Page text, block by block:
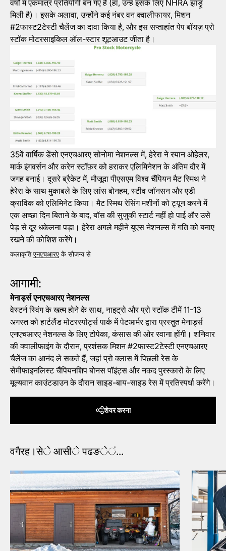
वर्षों में एकमात्र प्रतियोगी बन गए हैं (हां, उन्हें इसके लिए NHRA झाड़ू
मिली है)। इसके अलावा, उन्होंने कई नंबर वन क्वालीफायर, मिशन
#2फास्ट2टेस्टी चैलेंज का दावा किया है, और इस सप्ताहांत पेप बॉयज़ प्रो
स्टॉक मोटरसाइकिल ऑल-स्टार शूटआउट जीता है।
35वें वार्षिक डेंसो एनएचआरए सोनोमा नेशनल्स में, हेरेरा ने रयान ओहेलर,
मार्क इंगवर्सन और करेन स्टॉफ़र को हराकर एलिमिनेशन के अंतिम दौर में
जगह बनाई। दूसरे ब्रैकेट में, मौजूदा पीएसएम विश्व चैंपियन मैट स्मिथ ने
हेरेरा के साथ मुकाबले के लिए लांस बोनहम, स्टीव जॉनसन और एडी
क्राविक को एलिमिनेट किया। मैट स्मिथ रेसिंग मशीनों को ट्यून करने में
एक अच्छा दिन बिताने के बाद, बॉस की सुजुकी स्टार्ट नहीं हो पाई और उसे
पेड़ से दूर धकेलना पड़ा। हेरेरा अगले महीने यूएस नेशनल्स में गति को बनाए
रखने की कोशिश करेंगे।
कलाकृति एनएचआरएके सौजन्य से
आगामी:
मेनार्ड्स एनएचआरए नेशनल्स
वेस्टर्न स्विंग के खत्म होने के साथ, नाइट्रो और प्रो स्टॉक टीमें 11-13
अगस्त को हार्टलैंड मोटरस्पोर्ट्स पार्क में पेटआर्मर द्वारा प्रस्तुत मेनार्ड्स
एनएचआरए नेशनल्स के लिए टोपेका, कंसास की ओर रवाना होंगी। शनिवार
की क्वालीफाइंग के दौरान, प्रशंसक मिशन #2फास्ट2टेस्टी एनएचआरए
चैलेंज का आनंद ले सकते हैं, जहां प्रो क्लास में पिछली रेस के
सेमीफाइनलिस्ट चैंपियनशिप बोनस पॉइंट्स और नकद पुरस्कारों के लिए
मूल्यवान काउंटडाउन के दौरान साइड-बाय-साइड रेस में प्रतिस्पर्धा करेंगे।
शेयर करना